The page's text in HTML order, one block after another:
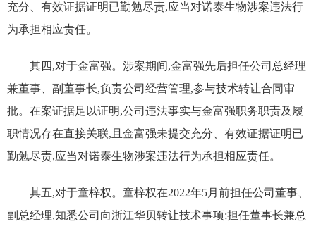
充分、有效证据证明已勤勉尽责,应当对诺泰生物涉案违法行
为承担相应责任。
其四,对于金富强。涉案期间,金富强先后担任公司总经理
兼董事、副董事长,负责公司经营管理,参与技术转让合同审
批。在案证据足以证明,公司违法事实与金富强职务职责及履
职情况存在直接关联,且金富强未提交充分、有效证据证明已
勤勉尽责,应当对诺泰生物涉案违法行为承担相应责任。
其五,对于童梓权。 童梓权在2022年5月前担任公司董事、
副总经理,知悉公司向浙江华贝转让技术事项;担任董事长兼总